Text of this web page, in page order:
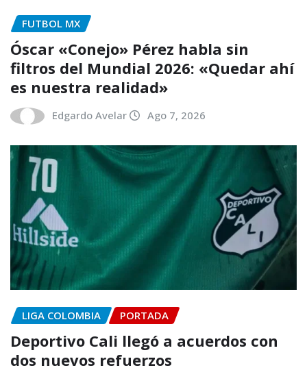
FUTBOL MX
Óscar «Conejo» Pérez habla sin
filtros del Mundial 2026: «Quedar ahí
es nuestra realidad»
Edgardo Avelar Ago 7, 2026
LIGA COLOMBIA PORTADA
Deportivo Cali llegó a acuerdos con
dos nuevos refuerzos